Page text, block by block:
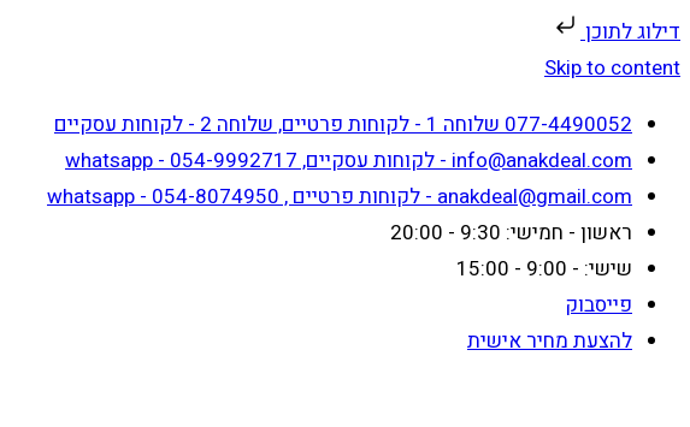
דילוג לתוכן
Skip to content
077-4490052 שלוחה 1 - לקוחות פרטיים, שלוחה 2 - לקוחות עסקיים
info@anakdeal.com - לקוחות עסקיים, whatsapp - 054-9992717
anakdeal@gmail.com - לקוחות פרטיים , whatsapp - 054-8074950
ראשון - חמישי: 9:30 - 20:00
שישי: - 9:00 - 15:00
פייסבוק
להצעת מחיר אישית